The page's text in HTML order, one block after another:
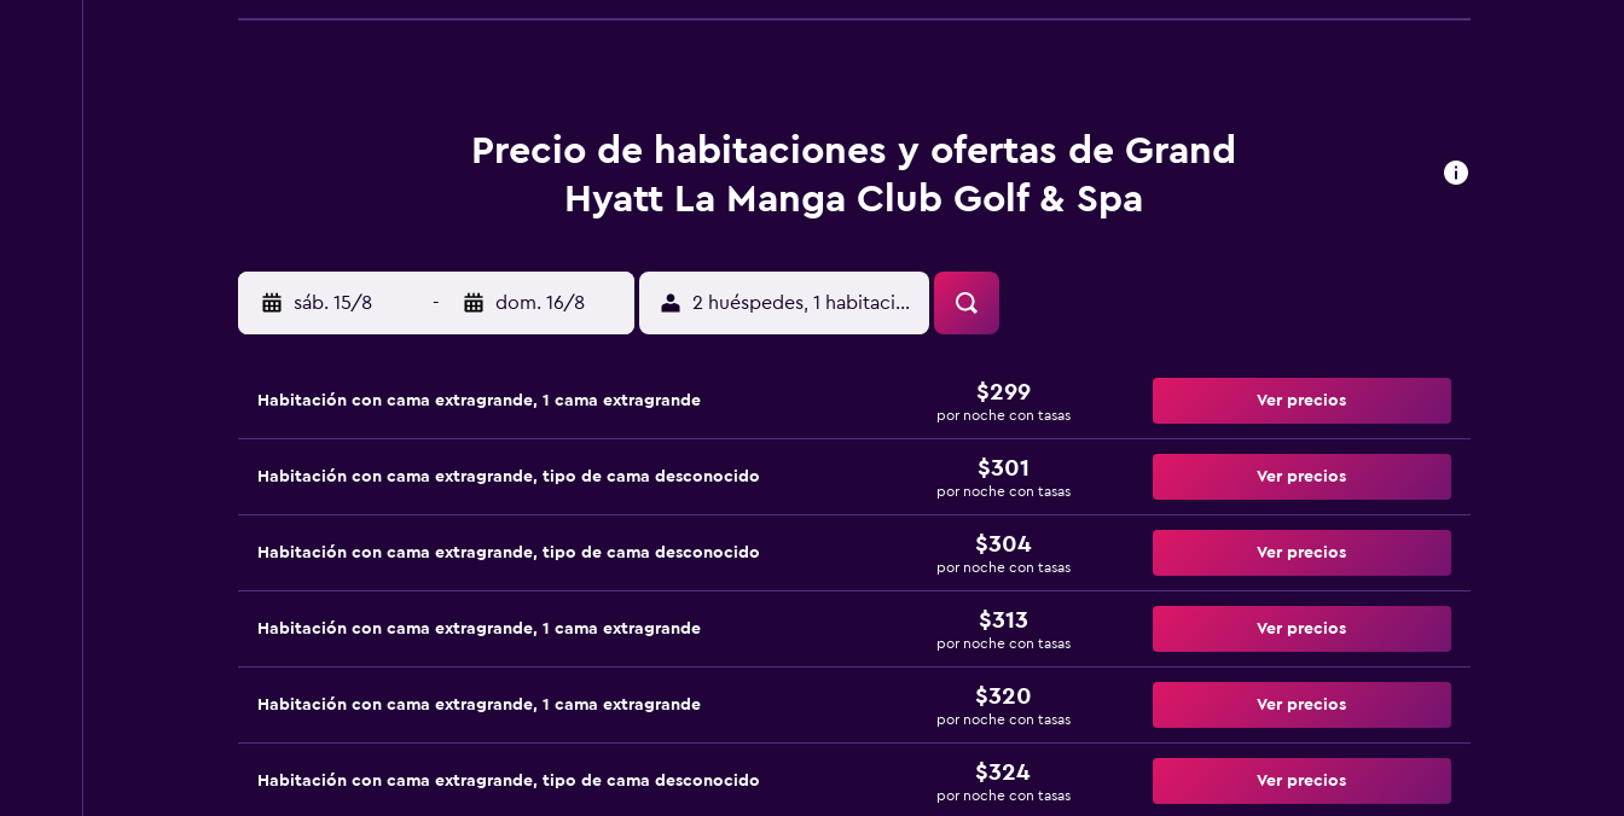
Precio de habitaciones y ofertas de Grand
Hyatt La Manga Club Golf & Spa
sáb. 15/8 - dom. 16/8 2 huéspedes, 1 habitación
Habitación con cama extragrande, 1 cama extragrande $299
por noche con tasas
Ver precios
Habitación con cama extragrande, tipo de cama desconocido $301
por noche con tasas
Ver precios
Habitación con cama extragrande, tipo de cama desconocido $304
por noche con tasas
Ver precios
Habitación con cama extragrande, 1 cama extragrande $313
por noche con tasas
Ver precios
Habitación con cama extragrande, 1 cama extragrande $320
por noche con tasas
Ver precios
Habitación con cama extragrande, tipo de cama desconocido $324
por noche con tasas
Ver precios